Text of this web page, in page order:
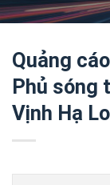
Quảng
Phủ sóng
Vịnh Hạ